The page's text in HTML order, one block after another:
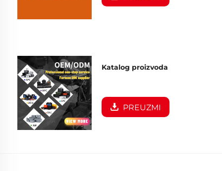
Katalog proizvoda
PREUZMI